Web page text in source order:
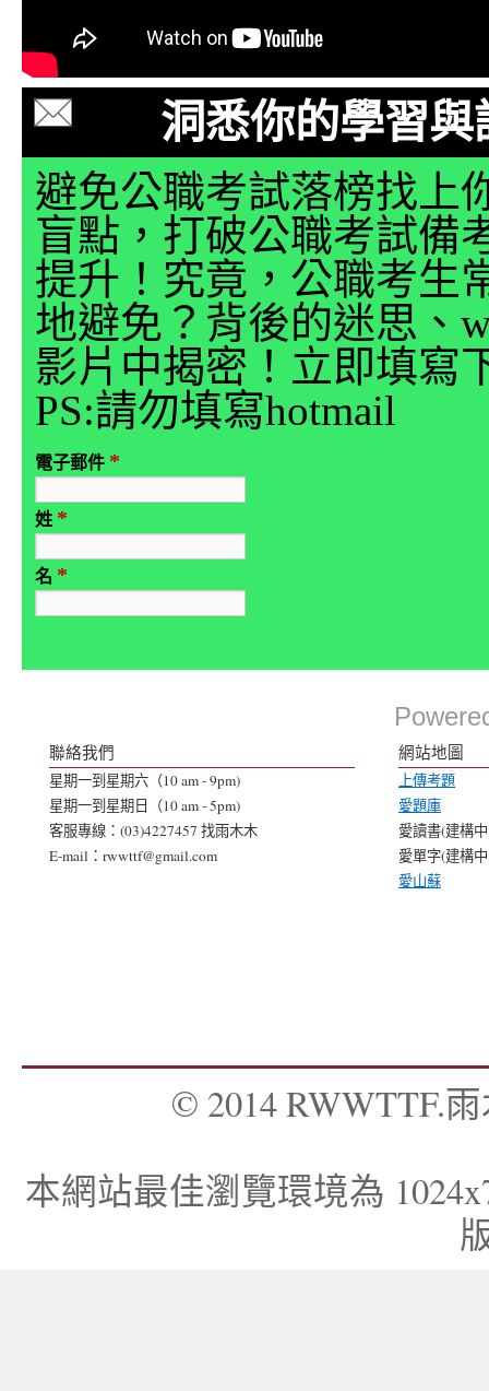
洞悉你的學習
避免公職考試落榜找上
盲點，打破公職考試備
提升！究竟，公職考生
地避免？背後的迷思、
影片中揭密！立即填寫
PS:請勿填寫hotmail
電子郵件 *
姓 *
名 *
聯絡我們
星期一到星期六（10 am - 9pm)
星期一到星期日（10 am - 5pm)
客服專線：(03)4227457 找雨木木
E-mail：rwwttf@gmail.com
網站地圖
上傳考題
愛題庫
愛讀書(建構
愛單字(建構
愛山蘇
© 2014 RWWTTF.
本網站最佳瀏覽環境為